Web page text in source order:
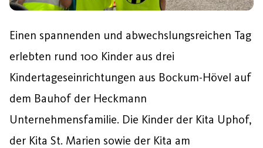
Einen spannenden und abwechslungsreichen Tag
erlebten rund 100 Kinder aus drei
Kindertageseinrichtungen aus Bockum-Hövel auf
dem Bauhof der Heckmann
Unternehmensfamilie. Die Kinder der Kita Uphof,
der Kita St. Marien sowie der Kita am